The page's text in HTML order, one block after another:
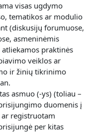
visas ugdymo
tematikos ar modulio
(diskusijų forumuose,
asmeninėmis
praktinės
veiklos ar
ir žinių tikrinimo
asmuo (-ys) (toliau –
duomenis į
registruotam
per kitas